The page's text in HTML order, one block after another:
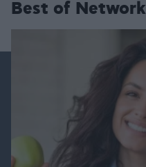
Best of Network